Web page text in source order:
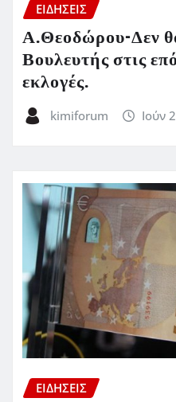
ΕΙΔΗΣΕΙΣ
Α.Θεοδώρου-Δεν
Βουλευτής στις
εκλογές.
kimiforum Ιούν
ΕΙΔΗΣΕΙΣ